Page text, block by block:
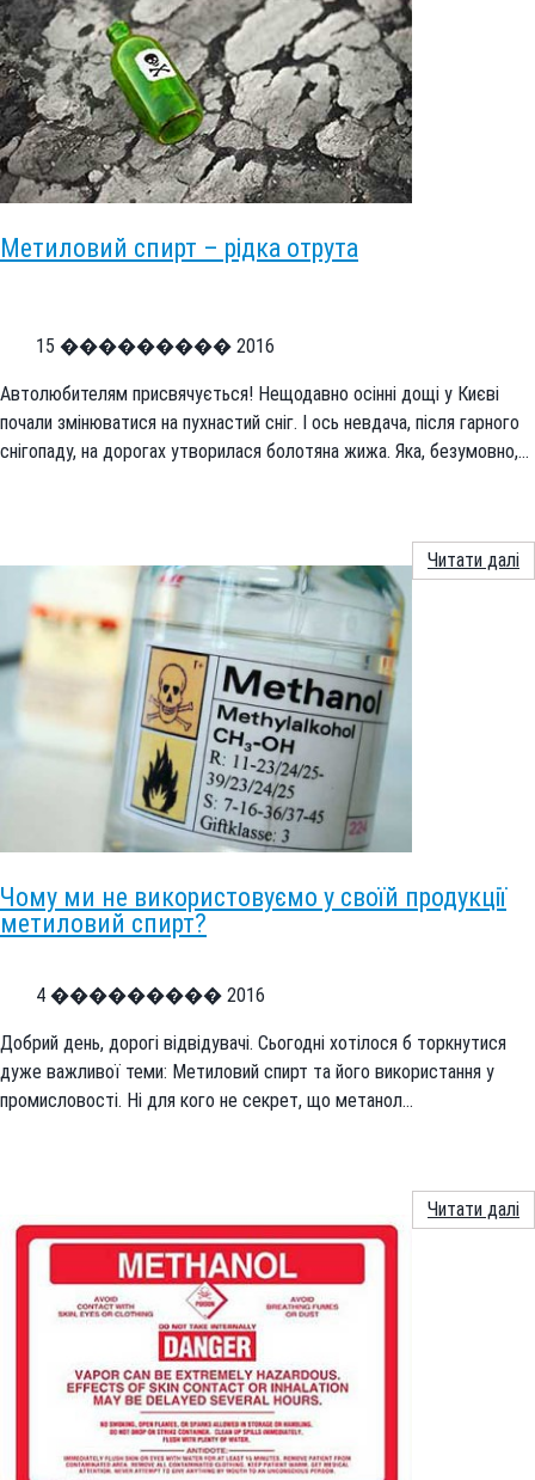
Метиловий спирт – рідка отрута
15 ��������� 2016
Автолюбителям присвячується! Нещодавно осінні дощі у Києві
почали змінюватися на пухнастий сніг. І ось невдача, після гарного
снігопаду, на дорогах утворилася болотяна жижа. Яка, безумовно,…
Читати далі
Чому ми не використовуємо у своїй продукції
метиловий спирт?
4 ��������� 2016
Добрий день, дорогі відвідувачі. Сьогодні хотілося б торкнутися
дуже важливої ​​теми: Метиловий спирт та його використання у
промисловості. Ні для кого не секрет, що метанол…
Читати далі